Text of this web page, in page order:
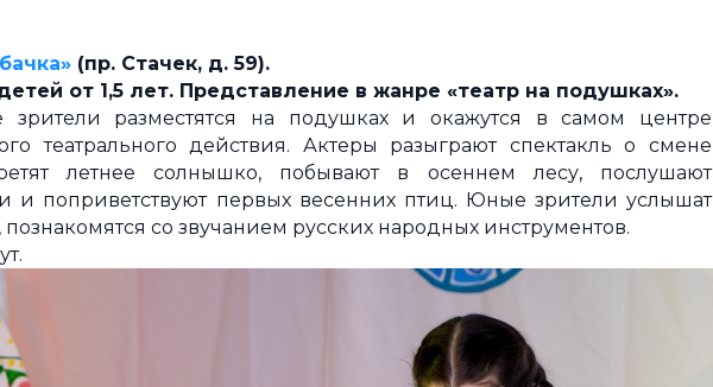
(пр. Стачек, д. 59).
от 1,5 лет. Представление в жанре «театр на подушках».
разместятся на подушках и окажутся в самом центре
театрального действия. Актеры разыграют спектакль о смене
летнее солнышко, побывают в осеннем лесу, послушают
и поприветствуют первых весенних птиц. Юные зрители услышат
со звучанием русских народных инструментов.